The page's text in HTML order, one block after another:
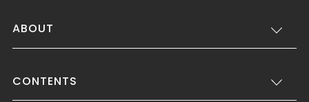
ABOUT
CONTENTS